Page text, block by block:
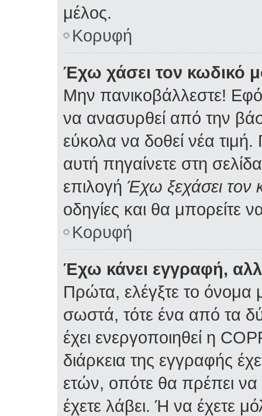
μέλος.
Κορυφή
Έχω χάσει τον κωδικό
Μην πανικοβάλλεστε!
να ανασυρθεί από την
εύκολα να δοθεί νέα τιμή.
αυτή πηγαίνετε στη
επιλογή Έχω ξεχάσει τον
οδηγίες και θα μπορείτε
Κορυφή
Έχω κάνει εγγραφή,
Πρώτα, ελέγξτε το όνομα
σωστά, τότε ένα από τα
έχει ενεργοποιηθεί η
διάρκεια της εγγραφής
ετών, οπότε θα πρέπει να
έχετε λάβει. Ή να έχετε